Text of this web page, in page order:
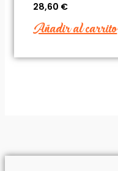
28,60 €
Añadir al carrito